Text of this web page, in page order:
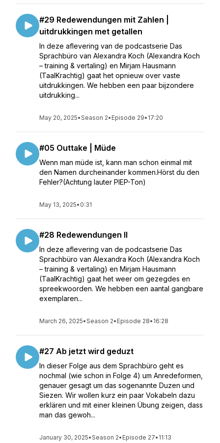
#29 Redewendungen mit Zahlen |
uitdrukkingen met getallen
In deze aflevering van de podcastserie Das
Sprachbüro van Alexandra Koch (Alexandra Koch
– training & vertaling) en Mirjam Hausmann
(TaalKrachtig) gaat het opnieuw over vaste
uitdrukkingen. We hebben een paar bijzondere
uitdrukking...
May 20, 2025•Season 2• Episode 29• 17:20
#05 Outtake | Müde
Wenn man müde ist, kann man schon einmal mit
den Namen durcheinander kommen.Hörst du den
Fehler?(Achtung lauter PIEP-Ton)
May 13, 2025• 0:31
#28 Redewendungen II
In deze aflevering van de podcastserie Das
Sprachbüro van Alexandra Koch (Alexandra Koch
– training & vertaling) en Mirjam Hausmann
(TaalKrachtig) gaat het weer om gezegdes en
spreekwoorden. We hebben een aantal gangbare
exemplaren...
March 26, 2025•Season 2• Episode 28• 16:28
#27 Ab jetzt wird geduzt
In dieser Folge aus dem Sprachbüro geht es
nochmal (wie schon in Folge 4) um Anredeformen,
genauer gesagt um das sogenannte Duzen und
Siezen. Wir wollen kurz ein paar Vokabeln dazu
erklären und mit einer kleinen Übung zeigen, dass
man das gewoh...
January 30, 2025•Season 2• Episode 27• 11:13